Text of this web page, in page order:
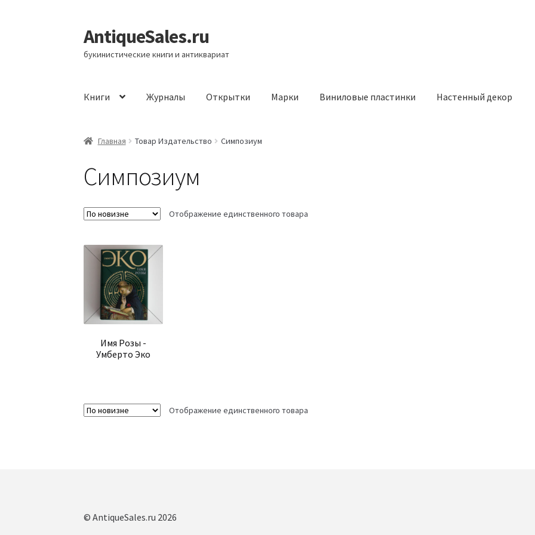
Перейти
к
навигации
Перейти
к
содержимому
AntiqueSales.ru
букинистические книги и антиквариат
Книги Журналы Открытки Марки Виниловые пластинки Настенный декор
ГлавнаяГлавная Товар Издательство Симпозиум
Симпозиум
Отображение единственного товара
Имя Розы -
Умберто Эко
Отображение единственного товара
© AntiqueSales.ru 2026